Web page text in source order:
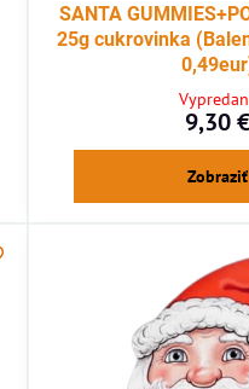
SANTA
25g cukrovinka
9,30 €
Zobraziť